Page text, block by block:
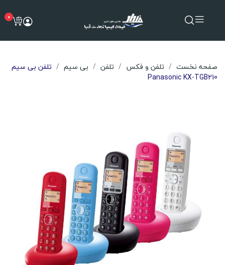
0
صفحه نخست تلفن و فکس تلفن بی سیم
تلفن بی سیم
Panasonic KX-TGB210